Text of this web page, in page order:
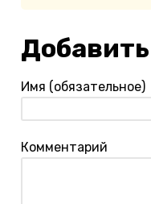
Имя (обязательное)
Комментарий